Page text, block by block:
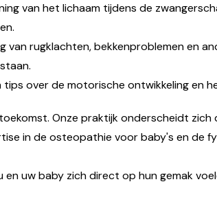
van het lichaam tijdens de
van rugklachten, bekkenproblemen en
over de motorische ontwikkeling en
Onze praktijk onderscheidt zich
in de osteopathie voor baby's en de
en uw baby zich direct op hun gemak